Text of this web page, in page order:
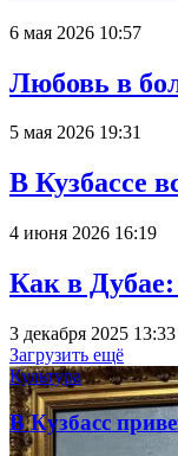
6 мая 2026 10:57
Любовь в
5 мая 2026 19:31
В Кузбассе
4 июня 2026 16:19
Как в Дубае:
3 декабря 2025 13:33
Загрузить ещё
Культура
В Кузбасс